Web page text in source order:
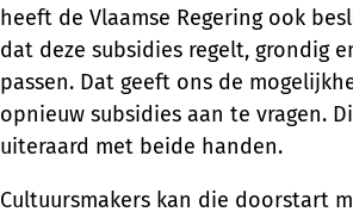
heeft de Vlaamse Regering ook
dat deze subsidies regelt, grondig
passen. Dat geeft ons de
opnieuw subsidies aan te vragen.
uiteraard met beide handen.
Cultuursmakers kan die doorstart